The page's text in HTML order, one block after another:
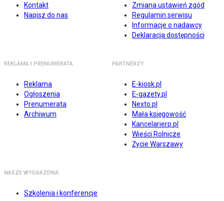
Kontakt
Napisz do nas
Zmiana ustawień zgód
Regulamin serwisu
Informacje o nadawcy
Deklaracja dostępności
REKLAMA I PRENUMERATA
Reklama
Ogłoszenia
Prenumerata
Archiwum
PARTNERZY
E-kiosk.pl
E-gazety.pl
Nexto.pl
Mała księgowość
Kancelarierp.pl
Wieści Rolnicze
Życie Warszawy
NASZE WYDARZENIA
Szkolenia i konferencje